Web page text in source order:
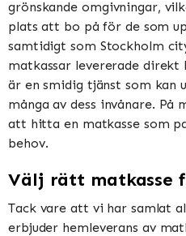
grönskande omgivningar,
plats att bo på för de som
samtidigt som Stockholm
matkassar levererade
är en smidig tjänst som kan
många av dess invånare. På
att hitta en matkasse som
behov.
Välj rätt matkasse
Tack vare att vi har samlat
erbjuder hemleverans av